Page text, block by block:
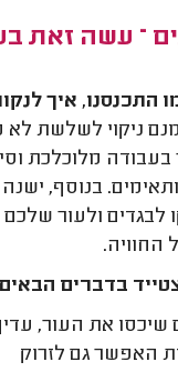
– עשה זאת
התכנסנו, איך
ניקוי לשלשת לא
מלוכלכת
בנוסף,
לבגדים ולעור שלכם
החוויה.
בדברים
שיכסו את העור,
האפשר גם לזרוק